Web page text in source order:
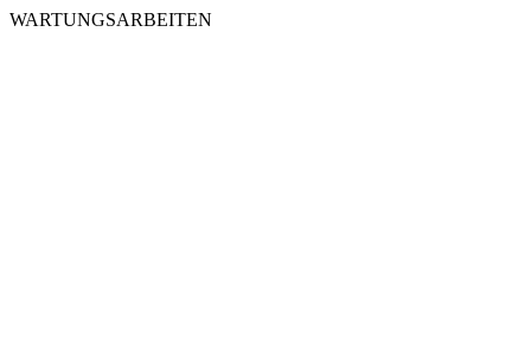
WARTUNGSARBEITEN